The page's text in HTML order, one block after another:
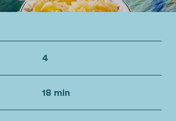
4
18 min